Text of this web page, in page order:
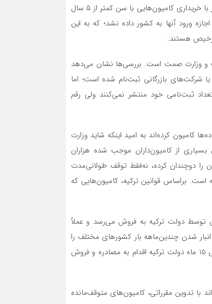
داستان از حدود سه سال پیش آغاز شد. قرار بود که ناوگان حمل و نقل کشور با خریداری کامیون‌هایی با سن کمتر از ۵ سال
ورود آنها به کشور داده نشد؛ که به این
هستند.
و وزارت صمت است. بررسی‌ها نشان می‌دهد
شرکت‌های بازرگانی ثبت‌نام شده است؛ اما
ثبت‌نامی خود منتشر نمی‌کنند ولی رقم
کامیون کرده‌اند به امید اینکه شاید وزارت
از کامیون‌داران موجب شده هزاران
را دوچندان کرده، نه‌فقط توقف طولانی‌‌مدت
براساس قوانین ترکیه، کامیون‌هایی که
توسط دولت ترکیه به فروش می‌رسد و عملاً
شدن چندین‌ماهه بار کشورهای مختلف را
در مرز نمی‌دهد و به همین دلیل به گفته فعالان در مرز بازرگان از حدود 8 الی 15 ماه دولت ترکیه اقدام به مصادره و فروش
با تدوین مقرراتی، کامیون‌های متوقف‌مانده